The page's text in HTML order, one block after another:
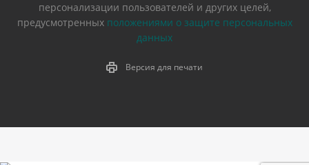
персонализации пользователей и других целей,
предусмотренных положениями о защите персональных
данных
Версия для печати